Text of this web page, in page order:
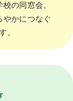
の同窓会。
やかにつなぐ
。